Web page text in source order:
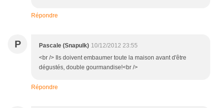
Répondre
P Pascale (Snapulk) 10/12/2012 23:55
<br /> Ils doivent embaumer toute la maison avant d'être
dégustés, double gourmandise!<br />
Répondre